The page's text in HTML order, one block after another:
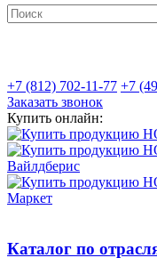
+7 (812) 702-11-77 +7
Заказать звонок
Купить онлайн:
Каталог по